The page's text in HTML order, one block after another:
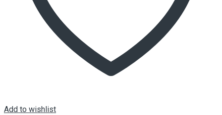
Add to wishlist